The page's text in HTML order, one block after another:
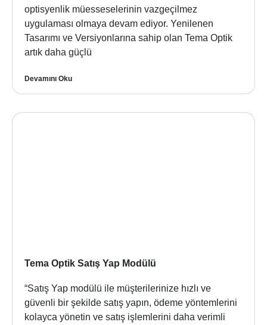
optisyenlik müesseselerinin vazgeçilmez
uygulaması olmaya devam ediyor. Yenilenen
Tasarımı ve Versiyonlarına sahip olan Tema Optik
artık daha güçlü
Devamını Oku
Tema Optik Satış Yap Modülü
“Satış Yap modülü ile müşterilerinize hızlı ve
güvenli bir şekilde satış yapın, ödeme yöntemlerini
kolayca yönetin ve satış işlemlerini daha verimli